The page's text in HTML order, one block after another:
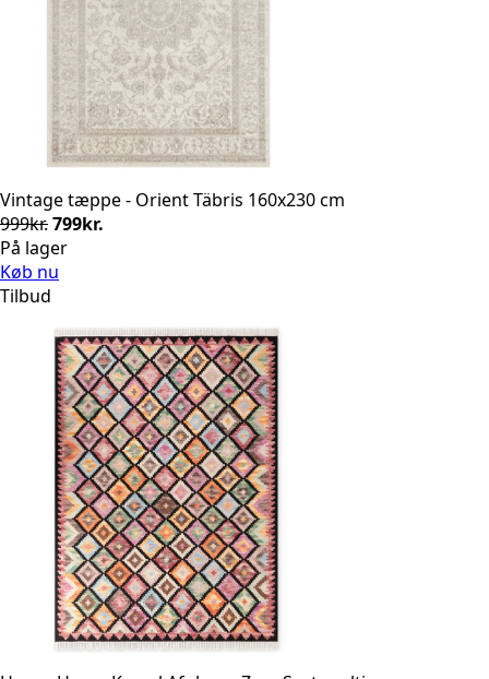
Vintage tæppe - Orient Täbris 160x230 cm
999kr.Den
oprindelige
pris
799kr.
På lager
Køb nu
Tilbud